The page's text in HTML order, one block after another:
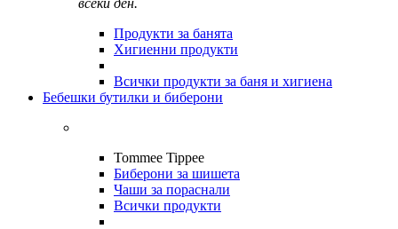
всеки ден.
Продукти за банята
Хигиенни продукти
Всички продукти за баня и хигиена
Бебешки бутилки и биберони
Tommee Tippee
Биберони за шишета
Чаши за пораснали
Всички продукти